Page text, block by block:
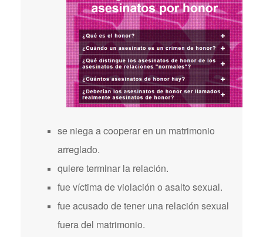
se niega a cooperar en un matrimonio
arreglado.
quiere terminar la relación.
fue víctima de violación o asalto sexual.
fue acusado de tener una relación sexual
fuera del matrimonio.